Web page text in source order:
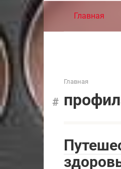
Главная
Главная